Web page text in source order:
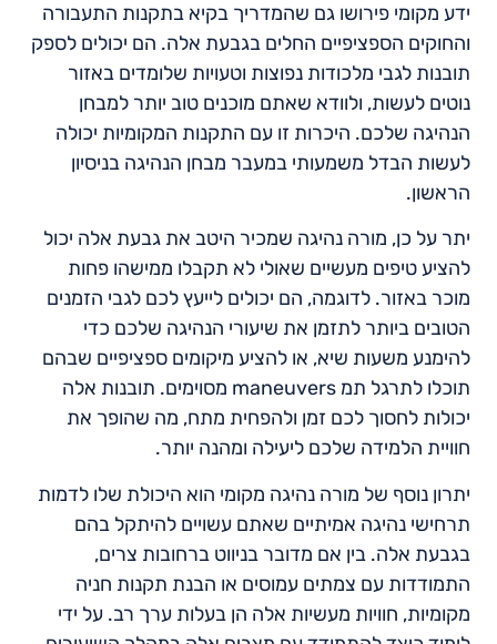
ידע מקומי פירושו גם שהמדריך בקיא בתקנות התעבורה
והחוקים הספציפיים החלים בגבעת אלה. הם יכולים לספק
תובנות לגבי מלכודות נפוצות וטעויות שלומדים באזור
נוטים לעשות, ולוודא שאתם מוכנים טוב יותר למבחן
הנהיגה שלכם. היכרות זו עם התקנות המקומיות יכולה
לעשות הבדל משמעותי במעבר מבחן הנהיגה בניסיון
הראשון.
יתר על כן, מורה נהיגה שמכיר היטב את גבעת אלה יכול
להציע טיפים מעשיים שאולי לא תקבלו ממישהו פחות
מוכר באזור. לדוגמה, הם יכולים לייעץ לכם לגבי הזמנים
הטובים ביותר לתזמן את שיעורי הנהיגה שלכם כדי
להימנע משעות שיא, או להציע מיקומים ספציפיים שבהם
תוכלו לתרגל תמ maneuvers מסוימים. תובנות אלה
יכולות לחסוך לכם זמן ולהפחית מתח, מה שהופך את
חוויית הלמידה שלכם ליעילה ומהנה יותר.
יתרון נוסף של מורה נהיגה מקומי הוא היכולת שלו לדמות
תרחישי נהיגה אמיתיים שאתם עשויים להיתקל בהם
בגבעת אלה. בין אם מדובר בניווט ברחובות צרים,
התמודדות עם צמתים עמוסים או הבנת תקנות חניה
מקומיות, חוויות מעשיות אלה הן בעלות ערך רב. על ידי